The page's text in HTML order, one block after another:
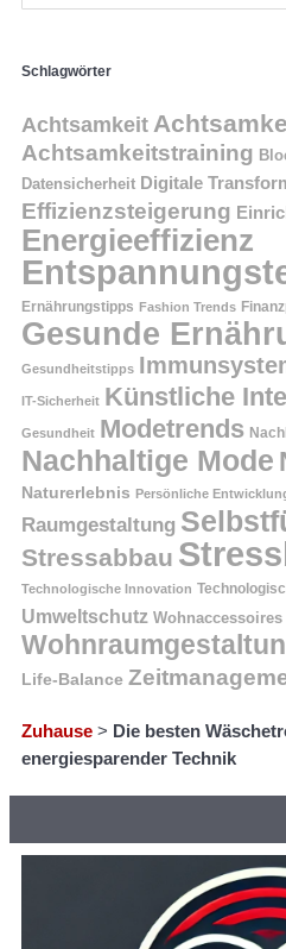
Schlagwörter
Achtsamkeit
Achtsamkeitstraining
Datensicherheit Digitale
Effizienzsteigerung
Energieeffizienz
Ernährungstipps Fashion Trends
Gesunde
Gesundheitstipps
IT-Sicherheit Künstliche
Gesundheit Modetrends
Nachhaltige Mode
Naturerlebnis Persönliche
Raumgestaltung
Stressabbau
Technologische Innovation
Umweltschutz Wohnaccessoires
Life-Balance
Zuhause > Die besten
energiesparender Technik